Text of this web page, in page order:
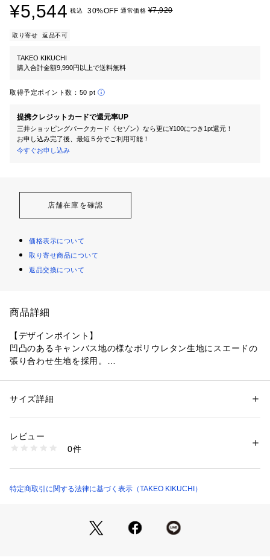
¥5,544 税込 30%OFF 通常価格¥7,920
取り寄せ 返品不可
TAKEO KIKUCHI
購入合計金額9,990円以上で送料無料
取得予定ポイント数： 50 pt
提携クレジットカードで還元率UP
三井ショッピングパークカード《セゾン》なら更に¥100につき1pt還元！
お申し込み完了後、最短５分でご利用可能！
今すぐお申し込み
店舗在庫を確認
価格表示について
取り寄せ商品について
返品交換について
商品詳細
【デザインポイント】
凹凸のあるキャンバス地の様なポリウレタン生地にスエードの
張り合わせ生地を採用。
ガシェット類をまとめたり、化粧品類を纏めてバッグインバッ
若干製品と画像のカラーが異なる場合もございます。
性別：メンズ
素材：合成皮革
商品番号：
070-04906 （ショップ）
サイズ詳細
レビュー
0件
特定商取引に関する法律に基づく表示（TAKEO KIKUCHI）